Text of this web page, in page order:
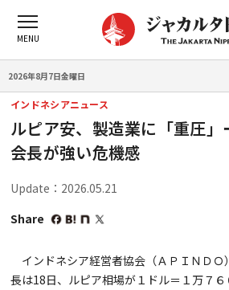
2026年8月7日金曜日
インドネシアニュース
ルピア安、製造業に「重圧」
会長が強い危機感
Update：2026.05.21
Share
インドネシア経営者協会（ＡＰＩＮＤＯ
長は18日、ルピア相場が１ドル＝１万７